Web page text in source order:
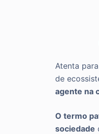
Atenta
de
agente na
O termo
sociedade